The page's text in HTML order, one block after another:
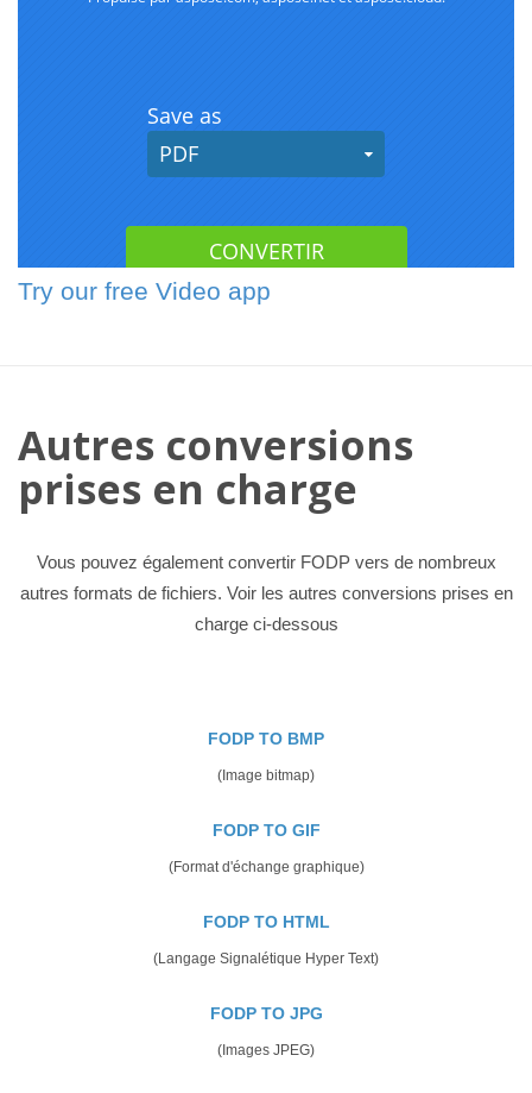
Try our free Video app
Autres conversions
prises en charge
Vous pouvez également convertir FODP vers de nombreux
autres formats de fichiers. Voir les autres conversions prises en
charge ci-dessous
FODP TO BMP
(Image bitmap)
FODP TO GIF
(Format d'échange graphique)
FODP TO HTML
(Langage Signalétique Hyper Text)
FODP TO JPG
(Images JPEG)